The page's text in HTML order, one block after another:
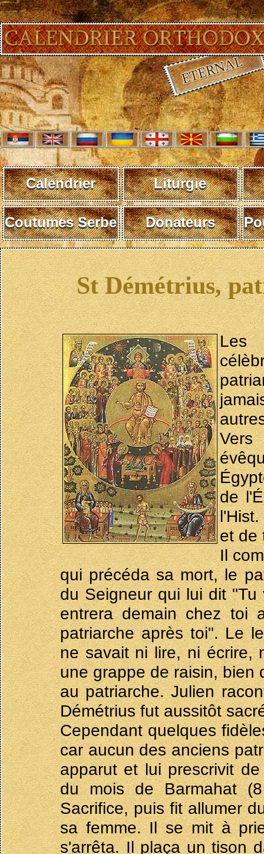
Calendrier Liturgie
Coutumes Serbe Donateurs
St Démétrius,
Les
de
et de
Il
qui précéda sa mort, le
du Seigneur qui lui dit
entrera demain chez toi
patriarche après toi". Le
ne savait ni lire, ni écrire,
une grappe de raisin, bien
au patriarche. Julien
Démétrius fut aussitôt
Cependant quelques
car aucun des anciens
apparut et lui prescrivit
du mois de Barmahat
Sacrifice, puis fit allumer
sa femme. Il se mit à
s'arrêta. Il plaça un tison